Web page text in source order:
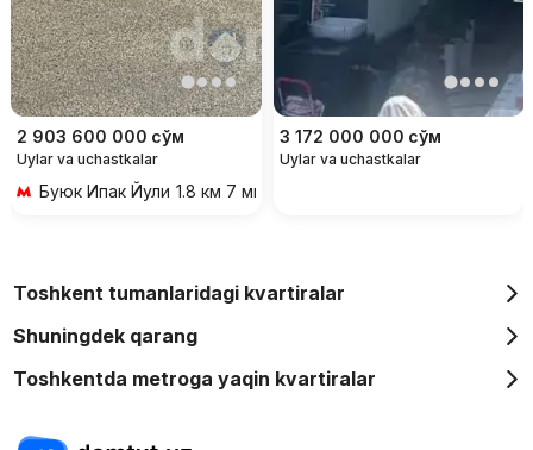
2 903 600 000 сўм
Uylar va uchastkalar
Буюк Ипак Йули 1.8 км 7 мин transportda
3 172 000 000 сўм
Uylar va uchastkalar
Toshkent tumanlaridagi kvartiralar
Shuningdek qarang
Toshkentda metroga yaqin kvartiralar